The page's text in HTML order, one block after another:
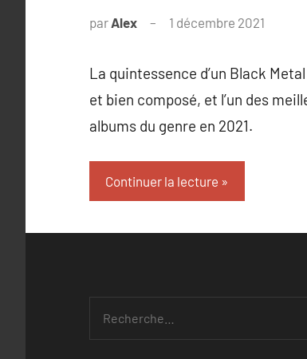
par Alex 1 décembre 2021
La quintessence d’un Black
et bien composé, et l’un des
albums du genre en 2021.
Continuer la lecture